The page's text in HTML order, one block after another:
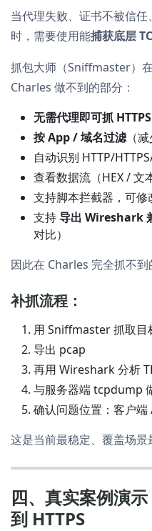
当代理失败、证书不被信
时，需要使用能捕获底层
抓包大师（Sniffmaster）
Charles 做不到的部分：
无需代理即可抓
按 App / 域名过滤（减
自动识别 HTTP/
查看数据流（HEX / 文
支持脚本拦截器，可
支持导出 Wireshark
对比）
因此在 Charles 完全抓不到
补抓流程：
用 Sniffmaster 抓取目
导出 pcap
再用 Wireshark 分析
与服务器端 tcpdump
确认问题位置：客户
这是当前最稳定、覆盖场景
四、真实案例演
到 HTTPS